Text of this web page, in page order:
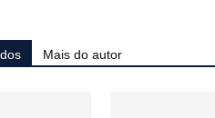
Mais do autor